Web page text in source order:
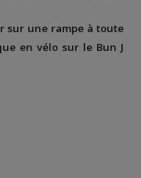
sur une rampe à toute
en vélo sur le Bun J